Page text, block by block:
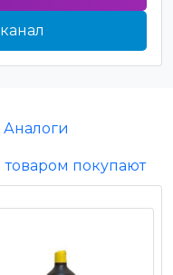
Аналоги
товаром покупают